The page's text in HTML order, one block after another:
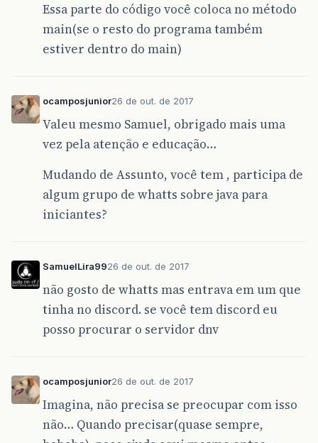
Essa parte do código você coloca no método
main(se o resto do programa também
estiver dentro do main)
ocamposjunior26 de out. de 2017
Valeu mesmo Samuel, obrigado mais uma
vez pela atenção e educação…
Mudando de Assunto, você tem , participa de
algum grupo de whatts sobre java para
iniciantes?
SamuelLira9926 de out. de 2017
não gosto de whatts mas entrava em um que
tinha no discord. se você tem discord eu
posso procurar o servidor dnv
ocamposjunior26 de out. de 2017
Imagina, não precisa se preocupar com isso
não… Quando precisar(quase sempre,